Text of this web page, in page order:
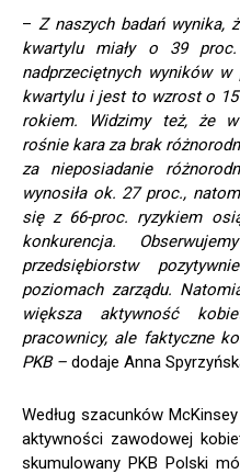
– Z naszych badań wynika,
kwartylu miały o 39
nadprzeciętnych wyników
kwartylu i jest to wzrost o
rokiem. Widzimy też, że
rośnie kara za brak
za nieposiadanie
wynosiła ok. 27 proc.,
się z 66-proc. ryzykiem
konkurencja.
przedsiębiorstw
poziomach zarządu.
większa aktywność
pracownicy, ale faktyczne
PKB – dodaje Anna
Według szacunków
aktywności zawodowej
skumulowany PKB Polski